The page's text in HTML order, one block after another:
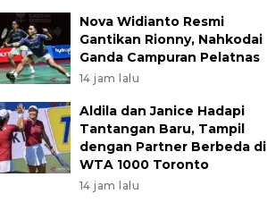
Nova Widianto Resmi
Gantikan Rionny, Nahkodai
Ganda Campuran Pelatnas
14 jam lalu
Aldila dan Janice Hadapi
Tantangan Baru, Tampil
dengan Partner Berbeda di
WTA 1000 Toronto
14 jam lalu